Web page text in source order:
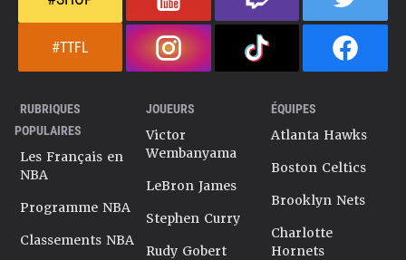
#TTFL
RUBRIQUES
POPULAIRES
Les Français en
NBA
Programme NBA
Classements NBA
JOUEURS
Victor
Wembanyama
LeBron James
Stephen Curry
Rudy Gobert
ÉQUIPES
Atlanta Hawks
Boston Celtics
Brooklyn Nets
Charlotte
Hornets